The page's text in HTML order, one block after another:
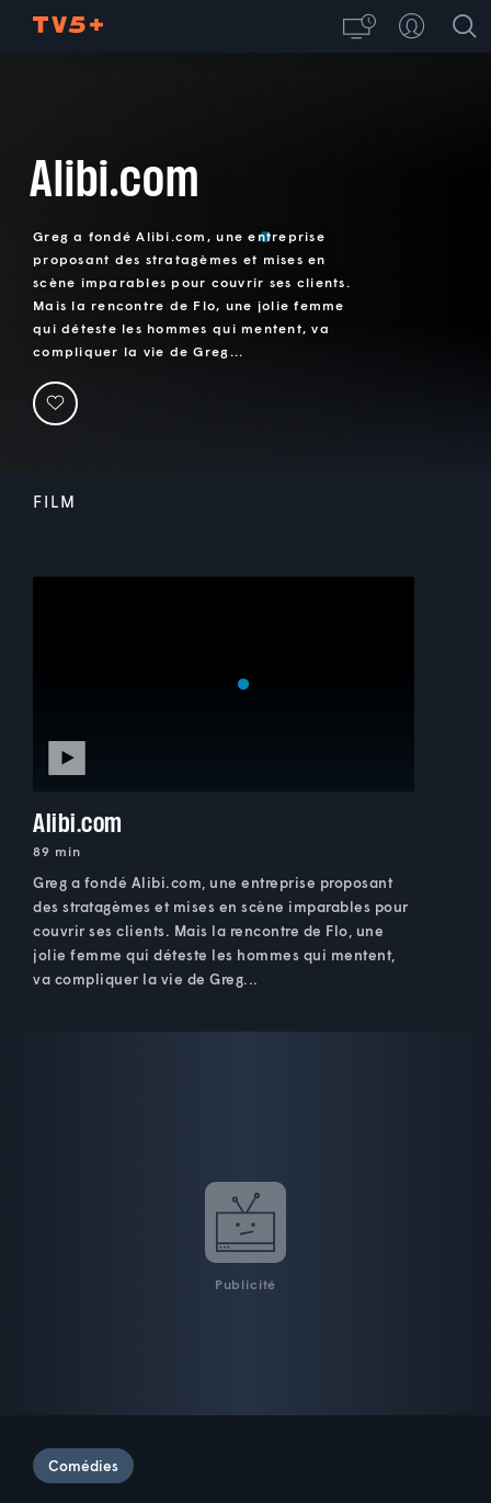
Alibi.com
Greg a fondé Alibi.com, une entreprise
proposant des stratagèmes et mises en
scène imparables pour couvrir ses clients.
Mais la rencontre de Flo, une jolie femme
qui déteste les hommes qui mentent, va
compliquer la vie de Greg...
FILM
Alibi.com
89 min
Greg a fondé Alibi.com, une entreprise proposant
des stratagèmes et mises en scène imparables pour
couvrir ses clients. Mais la rencontre de Flo, une
jolie femme qui déteste les hommes qui mentent,
va compliquer la vie de Greg...
Publicité
Comédies